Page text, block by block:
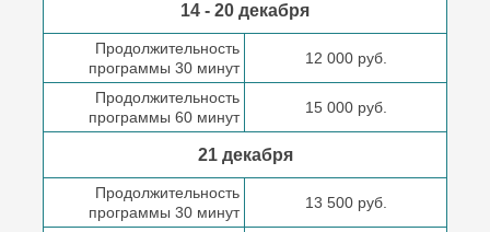
14 - 20 декабря
Продолжительность
программы 30 минут
12 000 руб.
Продолжительность
программы 60 минут
15 000 руб.
21 декабря
Продолжительность
программы 30 минут
13 500 руб.